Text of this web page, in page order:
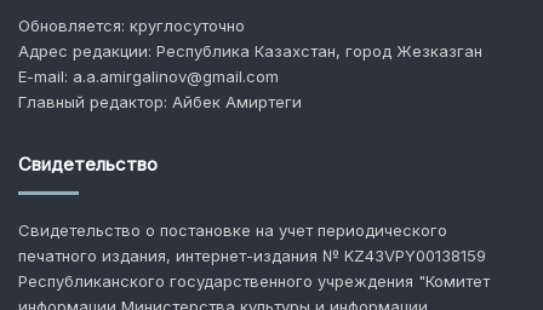
Обновляется: круглосуточно
Адрес редакции: Республика Казахстан, город Жезказган
E-mail: a.a.amirgalinov@gmail.com
Главный редактор: Айбек Амиртеги
Свидетельство
Свидетельство о постановке на учет периодического
печатного издания, интернет-издания № KZ43VPY00138159
Республиканского государственного учреждения "Комитет